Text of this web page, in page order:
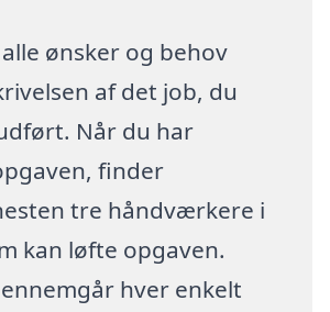
ønsker og behov
af det job, du
Når du har
finder
tre håndværkere i
kan løfte opgaven.
hver enkelt